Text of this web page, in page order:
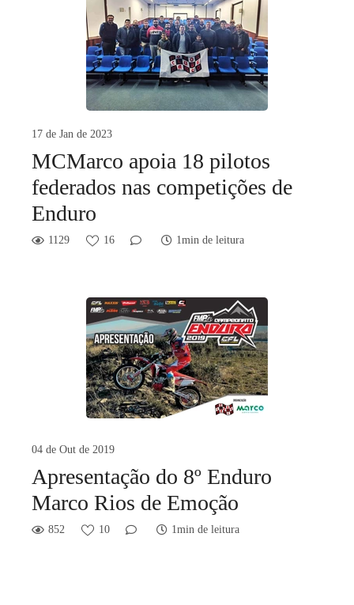
17 de Jan de 2023
MCMarco apoia 18 pilotos
federados nas competições de
Enduro
1129 16 1min de leitura
04 de Out de 2019
Apresentação do 8º Enduro
Marco Rios de Emoção
852 10 1min de leitura